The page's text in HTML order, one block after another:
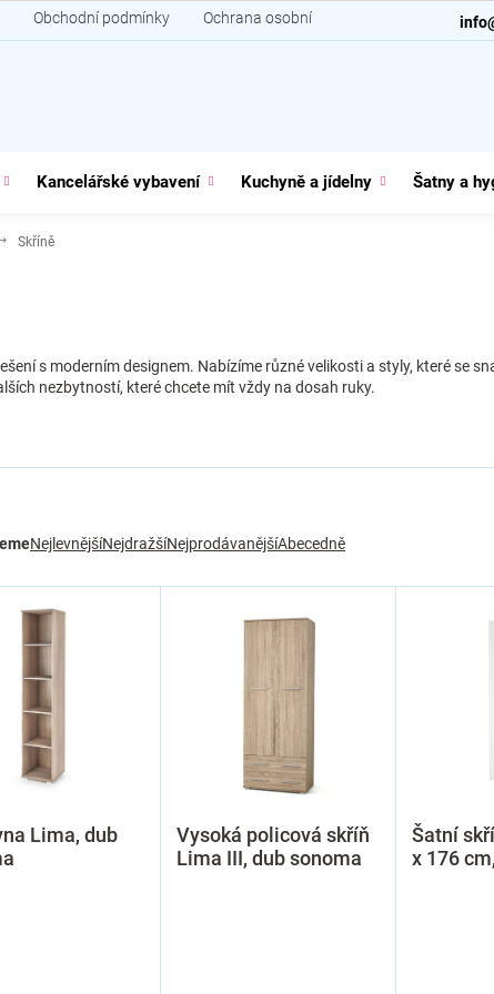
Obchodní podmínky Ochrana osobních údajů
Kancelářské vybavení Kuchyně a jídelny Šatny a
Skříně
s moderním designem. Nabízíme různé velikosti a styly, které se
nezbytností, které chcete mít vždy na dosah ruky.
NejlevnějšíNejdražšíNejprodávanějšíAbecedně
Lima, dub
Vysoká policová skříň
Lima III, dub sonoma
Šatní
x 176